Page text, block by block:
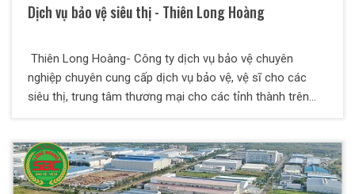
Dịch vụ bảo vệ siêu thị - Thiên Long Hoàng
Thiên Long Hoàng- Công ty dịch vụ bảo vệ chuyên
nghiệp chuyên cung cấp dịch vụ bảo vệ, vệ sĩ cho các
siêu thị, trung tâm thương mại cho các tỉnh thành trên